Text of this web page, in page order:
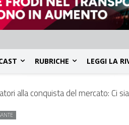
RUBRICHE LEGGI LA
alla conquista del mercato: Ci